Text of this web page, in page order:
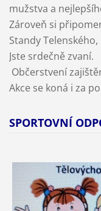
mužstva a
Zároveň si
Standy
Jste srdečně zvaní.
Občerstvení
Akce se koná i za
SPORTOVNÍ